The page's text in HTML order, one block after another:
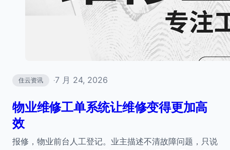
住云资讯 ·7 月 24, 2026
物业维修工单系统让维修变得更加高
效
报修，物业前台人工登记。业主描述不清故障问题，只说